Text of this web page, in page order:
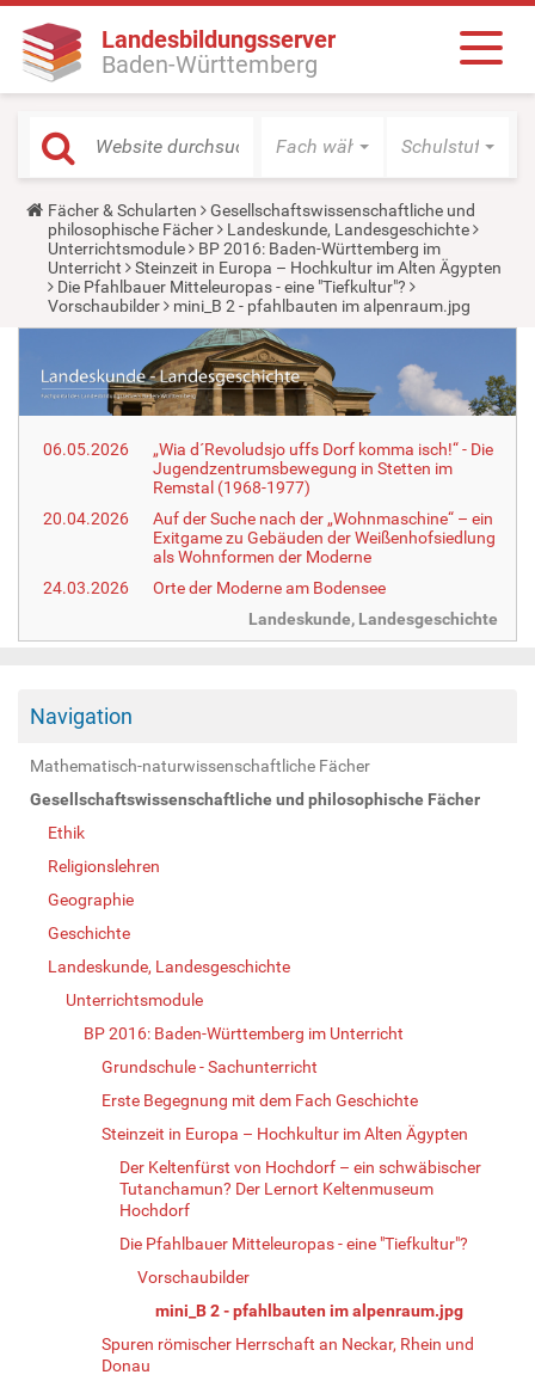
Landesbildungsserver
Baden-Württemberg
Fach wählen Schulstufe
Y
o
u
a
r
e
h
e
:
Fächer & Schularten
Gesellschaftswissenschaftliche und
philosophische Fächer
Landeskunde, Landesgeschichte
Unterrichtsmodule
BP 2016: Baden-Württemberg im
Unterricht
Steinzeit in Europa – Hochkultur im Alten Ägypten
Die Pfahlbauer Mitteleuropas - eine "Tiefkultur"?
Vorschaubilder
mini_B 2 - pfahlbauten im alpenraum.jpg
06.05.2026
„Wia d´Revoludsjo uffs Dorf komma isch!“ - Die
Jugendzentrumsbewegung in Stetten im
Remstal (1968-1977)
20.04.2026
Auf der Suche nach der „Wohnmaschine“ – ein
Exitgame zu Gebäuden der Weißenhofsiedlung
als Wohnformen der Moderne
24.03.2026
Orte der Moderne am Bodensee
Landeskunde, Landesgeschichte
Navigation
Mathematisch-naturwissenschaftliche Fächer
Gesellschaftswissenschaftliche und philosophische Fächer
Ethik
Religionslehren
Geographie
Geschichte
Landeskunde, Landesgeschichte
Unterrichtsmodule
BP 2016: Baden-Württemberg im Unterricht
Grundschule - Sachunterricht
Erste Begegnung mit dem Fach Geschichte
Steinzeit in Europa – Hochkultur im Alten Ägypten
Der Keltenfürst von Hochdorf – ein schwäbischer
Tutanchamun? Der Lernort Keltenmuseum
Hochdorf
Die Pfahlbauer Mitteleuropas - eine "Tiefkultur"?
Vorschaubilder
mini_B 2 - pfahlbauten im alpenraum.jpg
Spuren römischer Herrschaft an Neckar, Rhein und
Donau